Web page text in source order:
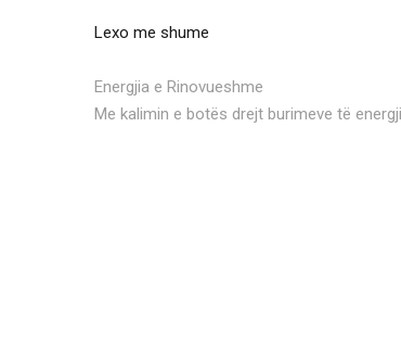
Lexo me shume
Energjia e Rinovueshme
Me kalimin e botës drejt burimeve të